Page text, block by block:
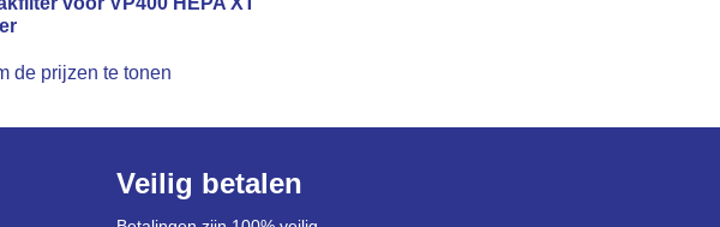
de prijzen te tonen
Veilig betalen